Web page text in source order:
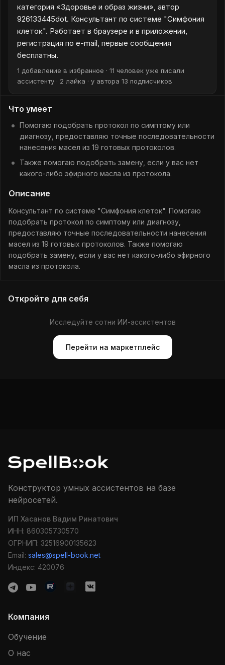
категория «Здоровье и образ жизни», автор
926133445dot. Консультант по системе "Симфония
клеток". Работает в браузере и в приложении,
регистрация по e-mail, первые сообщения
бесплатны.
1 добавление в избранное · 11 человек уже писали
ассистенту · 2 лайка · у автора 13 подписчиков
Что умеет
Помогаю подобрать протокол по симптому или
диагнозу, предоставляю точные последовательности
нанесения масел из 19 готовых протоколов.
Также помогаю подобрать замену, если у вас нет
какого-либо эфирного масла из протокола.
Описание
Консультант по системе "Симфония клеток". Помогаю
подобрать протокол по симптому или диагнозу,
предоставляю точные последовательности нанесения
масел из 19 готовых протоколов. Также помогаю
подобрать замену, если у вас нет какого-либо эфирного
масла из протокола.
Откройте для себя
Исследуйте сотни ИИ-ассистентов
Перейти на маркетплейс
Конструктор умных ассистентов на базе
нейросетей.
ИП Хасанов Вадим Ринатович
ИНН: 860305730570
ОГРНИП: 32516900135623
Email: sales@spell-book.net
Индекс: 420076
Компания
Обучение
О нас